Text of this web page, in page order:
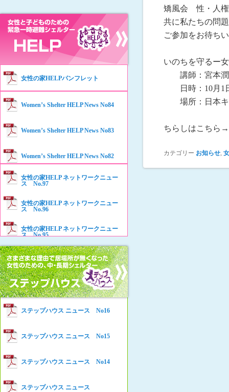
矯風会 性・人権
共に私たちの問
ご参加をお待ち
いのちを守るー
講師：宮本潤
日時：10月1日
場所：日本キ
ちらしはこちら→
カテゴリー お知らせ,
女性の家HELPパンフレット
Women’s Shelter HELP News No84
Women’s Shelter HELP News No83
Women’s Shelter HELP News No82
Women’s Shelter HELP News No81
Women’s Shelter HELP News No80
Women’s Shelter HELP News No79
Women’s Shelter HELP News No78
Women’s Shelter HELP News No76
Women’s Shelter HELP News No75
Women’s Shelter HELP News
女性の家HELP ネットワークニュー
ス No.97
女性の家HELP ネットワークニュー
ス No.96
女性の家HELP ネットワークニュー
ス No.95
女性の家HELP ネットワークニュー
ス No.94
女性の家HELP ネットワークニュー
ス No.93
女性の家HELP ネットワークニュー
ス No.92
女性の家HELP ネットワークニュー
ス No.91
女性の家HELP ネットワークニュー
ス No.90
女性の家HELP ネットワークニュー
ス No.89
ステップハウス ニュース No16
ステップハウス ニュース No15
ステップハウス ニュース No14
ステップハウス ニュース